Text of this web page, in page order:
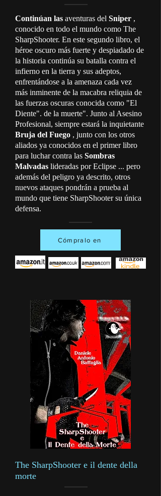
Continúan las aventuras del Sniper ,
conocido en todo el mundo como The
SharpShooter. En este segundo libro, el
héroe oscuro más fuerte y despiadado de
la historia continúa su batalla contra el
infierno en la tierra y sus adeptos,
enfrentándose a la amenaza cada vez
más inminente de la macabra reliquia de
las fuerzas oscuras conocida como "El
Diente". de la muerte". Junto al Asesino
Profesional, siempre estará la inquietante
Bruja del Fuego , junto con los otros
aliados ya conocidos en el primer libro
para luchar contra las Sombras
Malvadas lideradas por Eclipse ... pero
además del peligro ya descrito, otros
nuevos ataques pondrán a prueba al
mundo que tiene SharpShooter su única
defensa.
Cómpralo en
The SharpShooter e il dente della
morte